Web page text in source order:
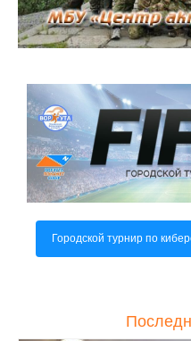
Противодействие
Задать вопрос
Городской турнир по